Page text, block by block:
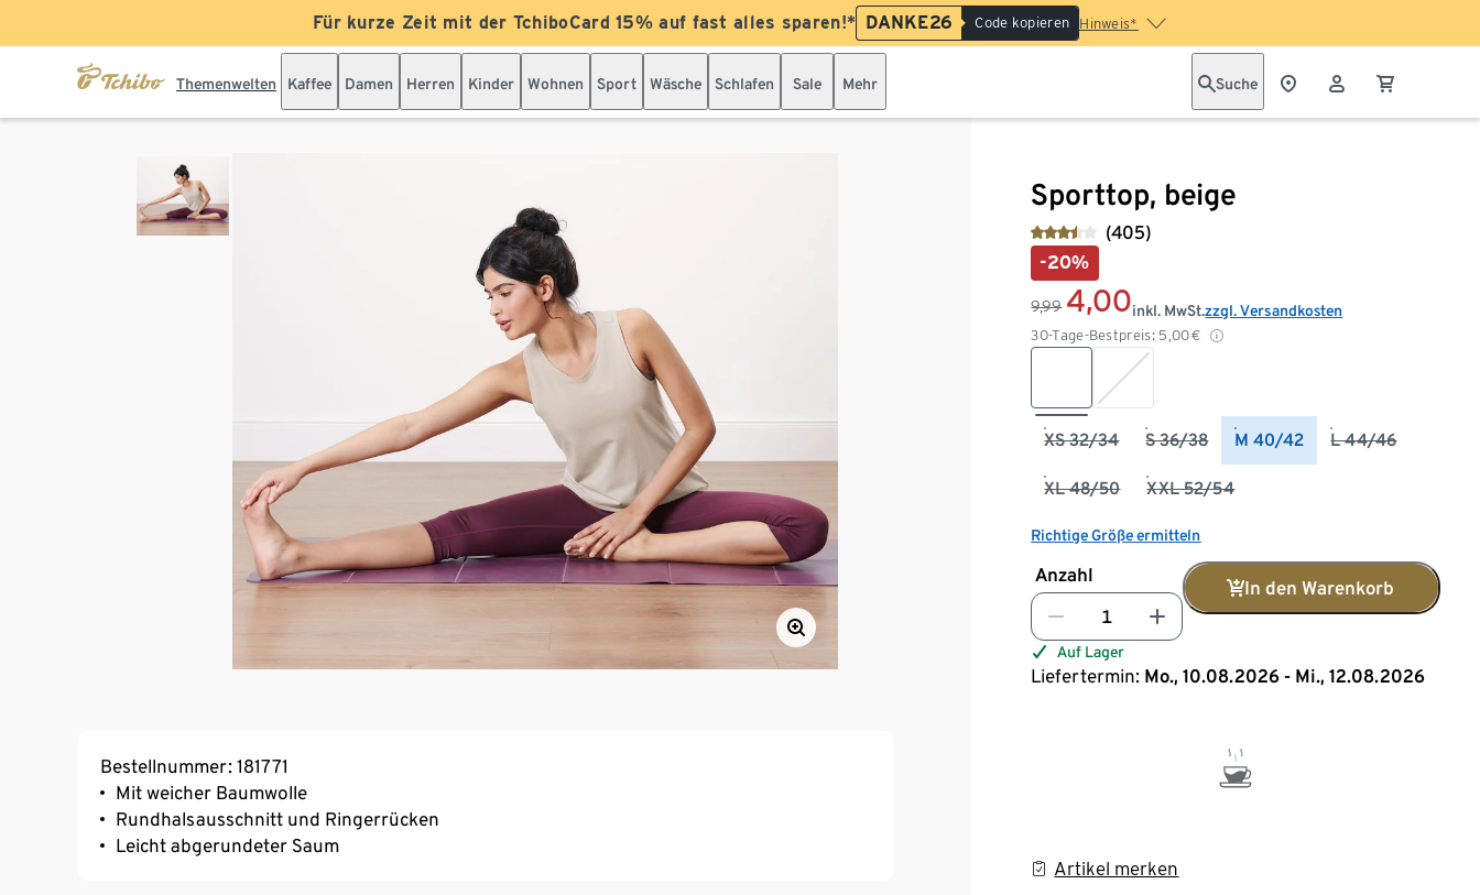
Für kurze Zeit mit der TchiboCard 15% auf fast alles sparen!* DANKE26 Code kopieren Hinweis*
Themenwelten Kaffee Damen Herren Kinder Wohnen Sport Wäsche Schlafen Sale Mehr Suche
Sporttop, beige
(405)
-20%
9,99 4,00
30-Tage-Bestpreis: 5,00€
inkl. MwSt.zzgl. Versandkosten
XS 32/34 S 36/38 M 40/42 L 44/46
XL 48/50 XXL 52/54
Richtige Größe ermitteln
Anzahl
In den Warenkorb
Auf Lager
Liefertermin: Mo., 10.08.2026 - Mi., 12.08.2026
Artikel merken
Bestellnummer: 181771
Mit weicher Baumwolle
Rundhalsausschnitt und Ringerrücken
Leicht abgerundeter Saum